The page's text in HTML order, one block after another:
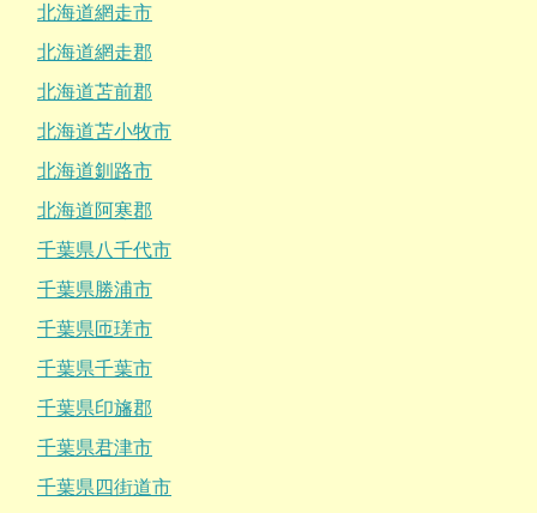
北海道網走市
北海道網走郡
北海道苫前郡
北海道苫小牧市
北海道釧路市
北海道阿寒郡
千葉県八千代市
千葉県勝浦市
千葉県匝瑳市
千葉県千葉市
千葉県印旛郡
千葉県君津市
千葉県四街道市